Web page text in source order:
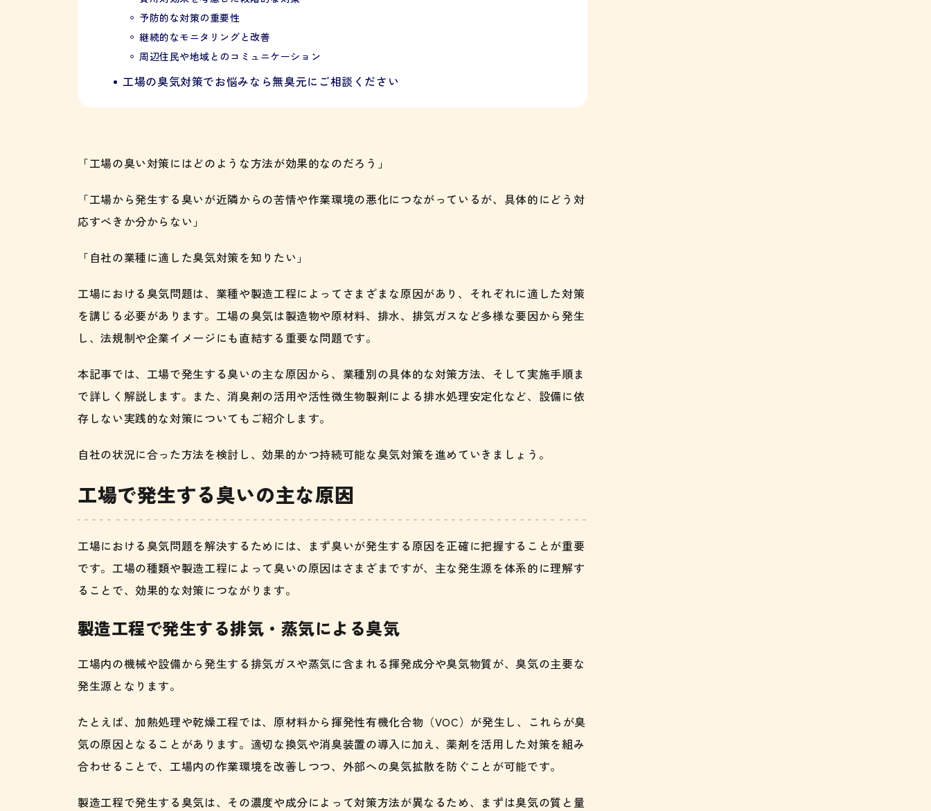
予防的な対策の重要性
継続的なモニタリングと改善
周辺住民や地域とのコミュニケーション
工場の臭気対策でお悩みなら無臭元にご相談ください
「工場の臭い対策にはどのような方法が効果的なのだろう」
「工場から発生する臭いが近隣からの苦情や作業環境の悪化につながっているが、具体的にどう対
応すべきか分からない」
「自社の業種に適した臭気対策を知りたい」
工場における臭気問題は、業種や製造工程によってさまざまな原因があり、それぞれに適した対策
を講じる必要があります。工場の臭気は製造物や原材料、排水、排気ガスなど多様な要因から発生
し、法規制や企業イメージにも直結する重要な問題です。
本記事では、工場で発生する臭いの主な原因から、業種別の具体的な対策方法、そして実施手順ま
で詳しく解説します。また、消臭剤の活用や活性微生物製剤による排水処理安定化など、設備に依
存しない実践的な対策についてもご紹介します。
自社の状況に合った方法を検討し、効果的かつ持続可能な臭気対策を進めていきましょう。
工場で発生する臭いの主な原因
工場における臭気問題を解決するためには、まず臭いが発生する原因を正確に把握することが重要
です。工場の種類や製造工程によって臭いの原因はさまざまですが、主な発生源を体系的に理解す
ることで、効果的な対策につながります。
製造工程で発生する排気・蒸気による臭気
工場内の機械や設備から発生する排気ガスや蒸気に含まれる揮発成分や臭気物質が、臭気の主要な
発生源となります。
たとえば、加熱処理や乾燥工程では、原材料から揮発性有機化合物（VOC）が発生し、これらが臭
気の原因となることがあります。適切な換気や消臭装置の導入に加え、薬剤を活用した対策を組み
合わせることで、工場内の作業環境を改善しつつ、外部への臭気拡散を防ぐことが可能です。
製造工程で発生する臭気は、その濃度や成分によって対策方法が異なるため、まずは臭気の質と量